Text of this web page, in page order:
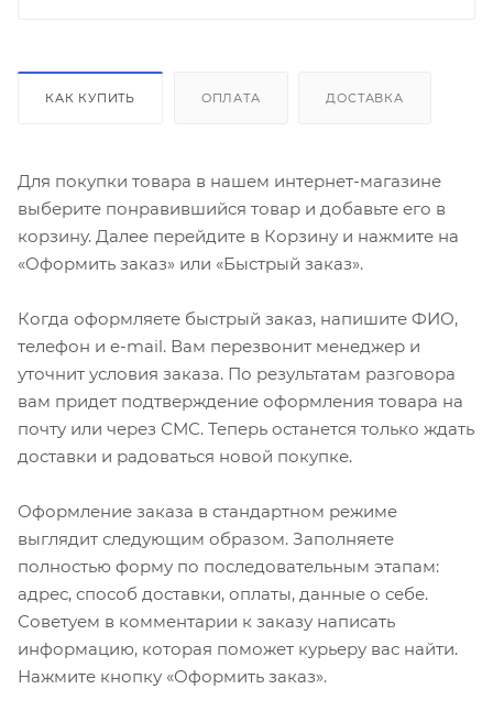
КАК КУПИТЬ ОПЛАТА ДОСТАВКА
Для покупки товара в нашем интернет-магазине
выберите понравившийся товар и добавьте его в
корзину. Далее перейдите в Корзину и нажмите на
«Оформить заказ» или «Быстрый заказ».
Когда оформляете быстрый заказ, напишите ФИО,
телефон и e-mail. Вам перезвонит менеджер и
уточнит условия заказа. По результатам разговора
вам придет подтверждение оформления товара на
почту или через СМС. Теперь останется только ждать
доставки и радоваться новой покупке.
Оформление заказа в стандартном режиме
выглядит следующим образом. Заполняете
полностью форму по последовательным этапам:
адрес, способ доставки, оплаты, данные о себе.
Советуем в комментарии к заказу написать
информацию, которая поможет курьеру вас найти.
Нажмите кнопку «Оформить заказ».